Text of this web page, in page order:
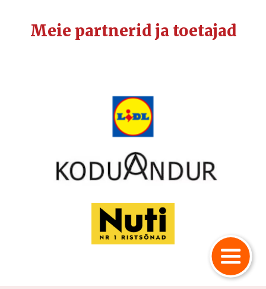
Meie partnerid ja toetajad